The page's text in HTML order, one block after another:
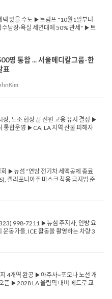
잃을 수도 ▶트럼프 "10월1일부터
납장·욕실 세면대에 50% 관세" ▶트
관세 부과" ▶LA시, 26억 달러 규모
명 통합 ... 서울메디칼그룹-한
표
, 노조 협상 끝 전원 고용 유지 결정 ▶
통합운영 ▶CA, LA 지역 산불 피해자
년 CA대학 순위... 스탠포드 1위&mi
▶뉴섬 “연방 전기차 세액공제 종료
캘리포니아주 마스크 착용 금지법 준
표적화 우려 이유로 마스크 착용 ...
998-7211 ▶뉴섬 주지사, 연방 요
동가들, ICE 활동을 촬영하는 차량 3
령 상향 방안 검토 ▶아마존, 프라임
4개역 완공 ▶아주사~포모나 노선 개
픈 ▶2028 LA 올림픽 대비 메트로 교
단속…17명 검거 ▶...